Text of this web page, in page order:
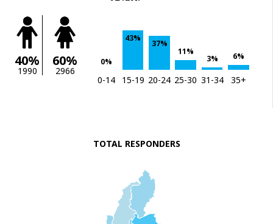
40%
1990
60%
2966
0%
43%
37%
11%
3% 6%
0-14 15-19 20-24 25-30 31-34 35+
TOTAL RESPONDERS